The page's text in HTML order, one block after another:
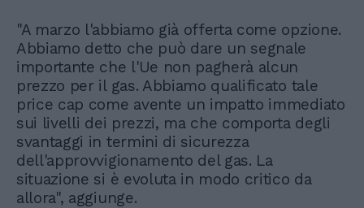
"A marzo l'abbiamo già offerta come opzione.
Abbiamo detto che può dare un segnale
importante che l'Ue non pagherà alcun
prezzo per il gas. Abbiamo qualificato tale
price cap come avente un impatto immediato
sui livelli dei prezzi, ma che comporta degli
svantaggi in termini di sicurezza
dell'approvvigionamento del gas. La
situazione si è evoluta in modo critico da
allora", aggiunge.